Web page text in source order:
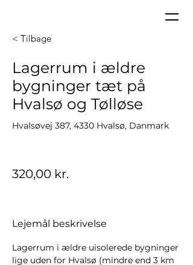
< Tilbage
Lagerrum i ældre
bygninger tæt på
Hvalsø og Tølløse
Hvalsøvej 387, 4330 Hvalsø, Danmark
320,00 kr.
Lejemål beskrivelse
Lagerrum i ældre uisolerede bygninger
lige uden for Hvalsø (mindre end 3 km